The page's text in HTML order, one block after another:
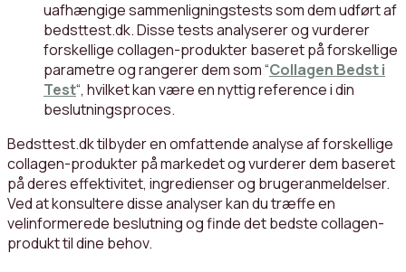
uafhængige sammenligningstests som dem udført af
bedsttest.dk. Disse tests analyserer og vurderer
forskellige collagen-produkter baseret på forskellige
parametre og rangerer dem som “Collagen Bedst i
Test“, hvilket kan være en nyttig reference i din
beslutningsproces.
Bedsttest.dk tilbyder en omfattende analyse af forskellige
collagen-produkter på markedet og vurderer dem baseret
på deres effektivitet, ingredienser og brugeranmeldelser.
Ved at konsultere disse analyser kan du træffe en
velinformerede beslutning og finde det bedste collagen-
produkt til dine behov.